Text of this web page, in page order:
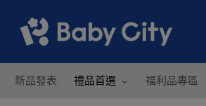
新品發表 禮品首選 福利品專區